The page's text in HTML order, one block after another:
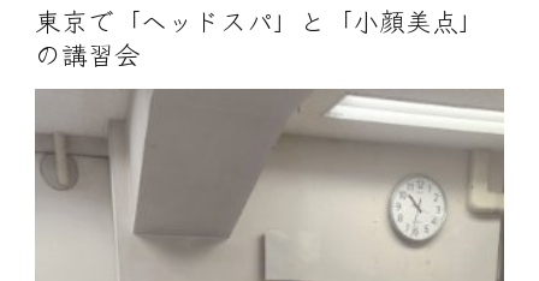
東京で「ヘッドスパ」と「小顔美点」
の講習会